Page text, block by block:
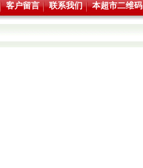
客户留言 联系我们 本超市二维码